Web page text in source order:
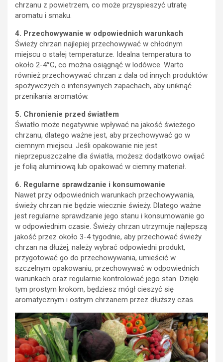
chrzanu z powietrzem, co może przyspieszyć utratę
aromatu i smaku.
4. Przechowywanie w odpowiednich warunkach
Świeży chrzan najlepiej przechowywać w chłodnym
miejscu o stałej temperaturze. Idealna temperatura to
około 2-4°C, co można osiągnąć w lodówce. Warto
również przechowywać chrzan z dala od innych produktów
spożywczych o intensywnych zapachach, aby uniknąć
przenikania aromatów.
5. Chronienie przed światłem
Światło może negatywnie wpływać na jakość świeżego
chrzanu, dlatego ważne jest, aby przechowywać go w
ciemnym miejscu. Jeśli opakowanie nie jest
nieprzepuszczalne dla światła, możesz dodatkowo owijać
je folią aluminiową lub opakować w ciemny materiał.
6. Regularne sprawdzanie i konsumowanie
Nawet przy odpowiednich warunkach przechowywania,
świeży chrzan nie będzie wiecznie świeży. Dlatego ważne
jest regularne sprawdzanie jego stanu i konsumowanie go
w odpowiednim czasie. Świeży chrzan utrzymuje najlepszą
jakość przez około 3-4 tygodnie, aby przechować świeży
chrzan na dłużej, należy wybrać odpowiedni produkt,
przygotować go do przechowywania, umieścić w
szczelnym opakowaniu, przechowywać w odpowiednich
warunkach oraz regularnie kontrolować jego stan. Dzięki
tym prostym krokom, będziesz mógł cieszyć się
aromatycznym i ostrym chrzanem przez dłuższy czas.